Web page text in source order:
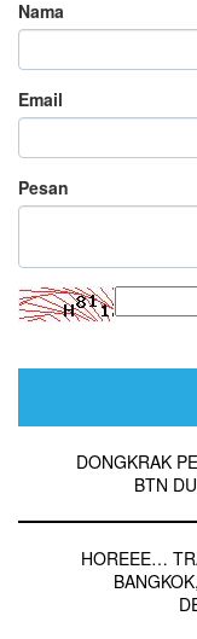
Nama
Email
Pesan
DONGKRAK
BTN
HOREEE…